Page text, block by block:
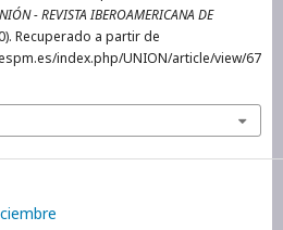
- REVISTA IBEROAMERICANA DE
Recuperado a partir de
index.php/UNION/article/view/67